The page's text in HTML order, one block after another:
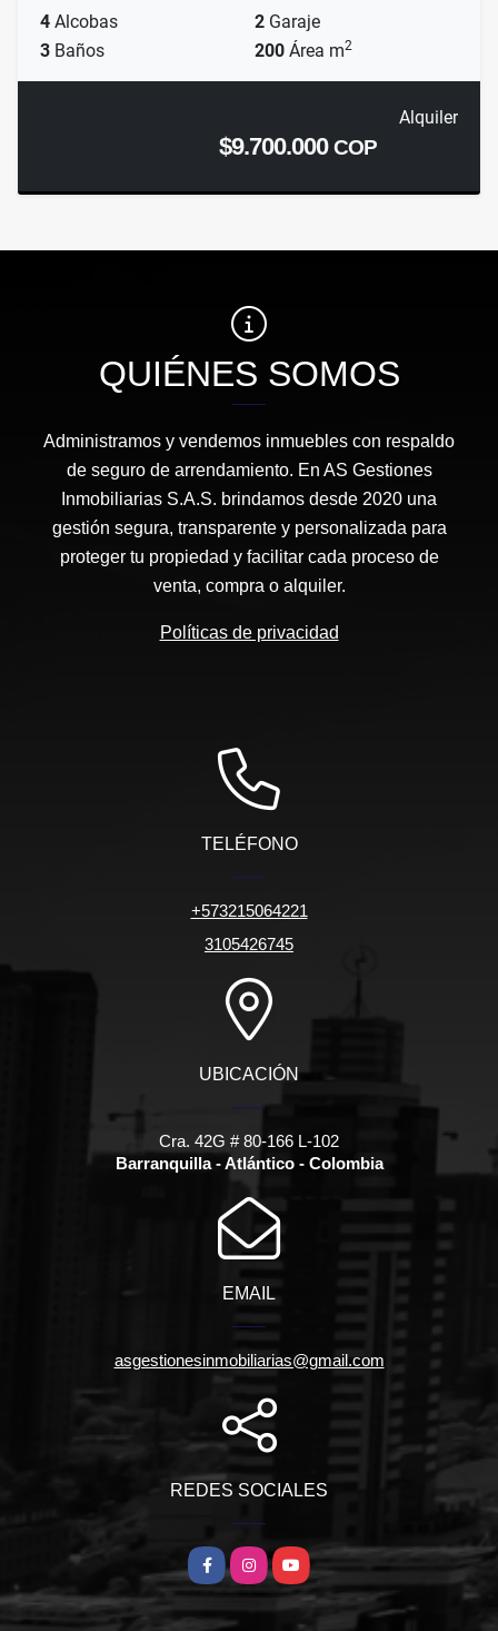
4 Alcobas 2 Garaje
3 Baños 200 Área m2
Alquiler
$9.700.000COP
QUIÉNES SOMOS
Administramos y vendemos inmuebles con respaldo
de seguro de arrendamiento. En AS Gestiones
Inmobiliarias S.A.S. brindamos desde 2020 una
gestión segura, transparente y personalizada para
proteger tu propiedad y facilitar cada proceso de
venta, compra o alquiler.
Políticas de privacidad
TELÉFONO
+573215064221
3105426745
UBICACIÓN
Cra. 42G # 80-166 L-102
Barranquilla - Atlántico - Colombia
EMAIL
asgestionesinmobiliarias@gmail.com
REDES SOCIALES
FacebookInstagramYouTube